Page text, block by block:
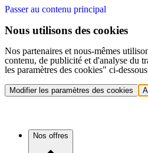
Passer au contenu principal
Nous utilisons des cookies
Nos partenaires et nous-mêmes
contenu, de publicité et d'analyse du
les paramètres des cookies" ci-
Modifier les paramètres des cookies
Nos offres